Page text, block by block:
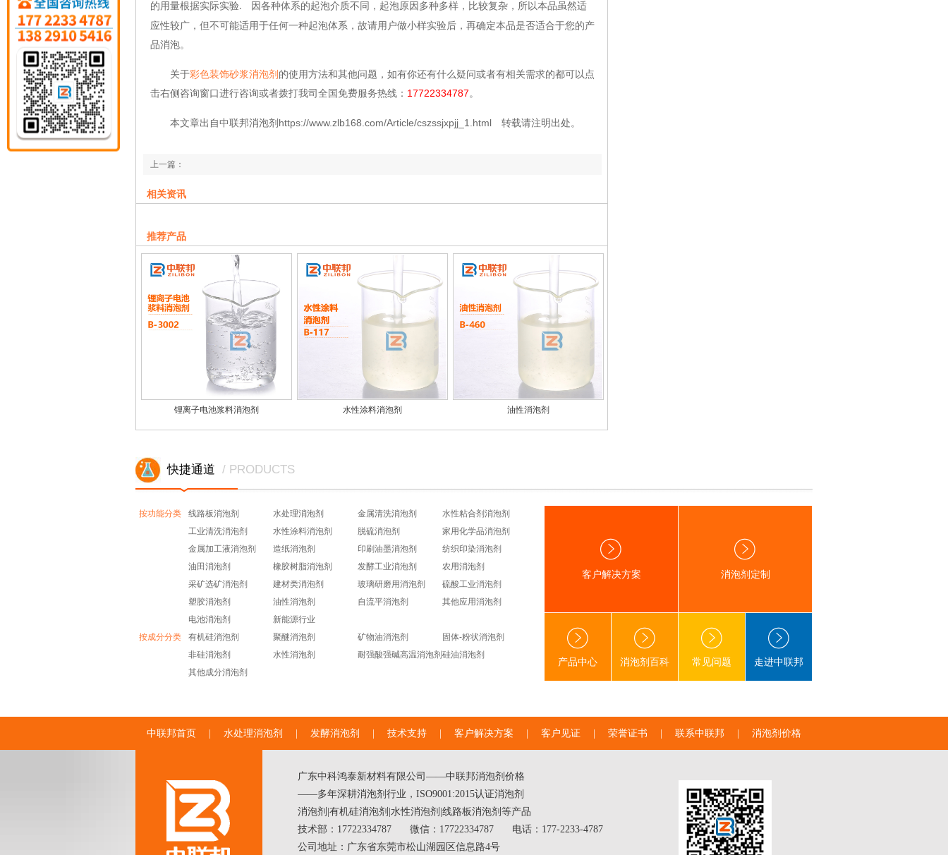
的用量根据实际实验.
因各种体系的起泡介质不同，起泡原因多种多样，比较复杂，所以本品虽然适
应性较广，但不可能适用于任何一种起泡体系，故请用户做小样实验后，再确定本品是否适合于您的产
品消泡。
关于彩色装饰砂浆消泡剂 的使用方法和其他问题，如有你还有什么疑问或者有相关需求的都可以点
击右侧咨询窗口进行咨询或者拨打我司全国免费服务热线： 17722334787。
本文章出自中联邦消泡剂https://www.zlb168.com/Article/cszssjxpjj_1.html 转载请注明出处。
上一篇：
下一篇：
相关资讯
推荐产品
锂离子电池浆料消泡剂 水性涂料消泡剂 油性消泡剂
快捷通道 / PRODUCTS
按功能分类 线路板消泡剂 水处理消泡剂 金属清洗消泡剂
水性粘合剂消泡剂
工业清洗消泡剂
水性涂料消泡剂 脱硫消泡剂
家用化学品消泡剂
金属加工液消泡剂
造纸消泡剂 印刷油墨消泡剂
纺织印染消泡剂
油田消泡剂
橡胶树脂消泡剂 发酵工业消泡剂
农用消泡剂
采矿选矿消泡剂
建材类消泡剂 玻璃研磨用消泡剂
硫酸工业消泡剂
塑胶消泡剂
油性消泡剂 自流平消泡剂
其他应用消泡剂
电池消泡剂
新能源行业
按成分分类
有机硅消泡剂 聚醚消泡剂 矿物油消泡剂
固体-粉状消泡剂
非硅消泡剂
水性消泡剂 耐强酸强碱高温消泡剂 硅油消泡剂
其他成分消泡剂
客户解决方案 消泡剂定制
产品中心 消泡剂百科 常见问题 走进中联邦
中联邦首页 水处理消泡剂 发酵消泡剂 技术支持 客户解决方案 客户见证 荣誉证书 联系中联邦 消泡剂价格
广东中科鸿泰新材料有限公司——中联邦消泡剂价格
——多年深耕消泡剂行业，ISO9001:2015认证消泡剂
消泡剂 有机硅消泡剂 水性消泡剂 |线路板消泡剂等产品
技术部：17722334787
微信：17722334787
电话：177-2233-4787
公司地址：广东省东莞市松山湖园区信息路4号